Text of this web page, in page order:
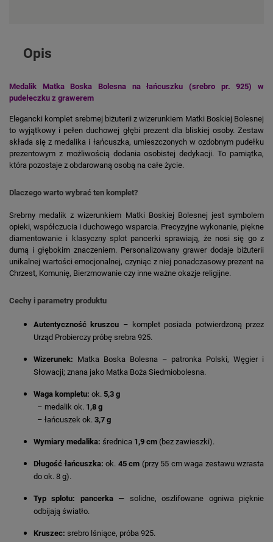
Opis
Medalik Matka Boska Bolesna na łańcuszku (srebro pr. 925) w
pudełeczku z grawerem
Elegancki komplet srebrnej biżuterii z wizerunkiem Matki Boskiej Bolesnej
to wyjątkowy i pełen duchowej głębi prezent dla bliskiej osoby. Zestaw
składa się z medalika i łańcuszka, umieszczonych w ozdobnym pudełku
prezentowym z możliwością dodania osobistej dedykacji. To pamiątka,
która pozostaje z obdarowaną osobą na całe życie.
Dlaczego warto wybrać ten komplet?
Srebrny medalik z wizerunkiem Matki Boskiej Bolesnej jest symbolem
opieki, współczucia i duchowego wsparcia. Precyzyjne wykonanie, piękne
diamentowanie i klasyczny splot pancerki sprawiają, że nosi się go z
dumą i głębokim znaczeniem. Personalizowany grawer dodaje biżuterii
unikalnej wartości emocjonalnej, czyniąc z niej ponadczasowy prezent na
Chrzest, Komunię, Bierzmowanie czy inne ważne okazje religijne.
Cechy i parametry produktu
Autentyczność kruszcu – komplet posiada potwierdzoną przez
Urząd Probierczy próbę srebra 925.
Wizerunek: Matka Boska Bolesna – patronka Polski, Węgier i
Słowacji; znana jako Matka Boża Siedmiobolesna.
Waga kompletu: ok. 5,3 g
– medalik ok. 1,8 g
– łańcuszek ok. 3,7 g
Wymiary medalika: średnica 1,9 cm (bez zawieszki).
Długość łańcuszka: ok. 45 cm (przy 55 cm waga zestawu wzrasta
do ok. 8 g).
Typ splotu: pancerka— solidne, oszlifowane ogniwa pięknie
odbijają światło.
Kruszec: srebro lśniące, próba 925.